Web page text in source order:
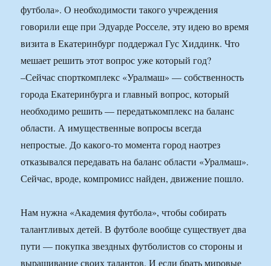
футбола». О необходимости такого учреждения
говорили еще при Эдуарде Росселе, эту идею во время
визита в Екатеринбург поддержал Гус Хиддинк. Что
мешает решить этот вопрос уже который год?
–Сейчас спорткомплекс «Уралмаш» — собственность
города Екатеринбурга и главный вопрос, который
необходимо решить — передатькомплекс на баланс
области. А имущественные вопросы всегда
непростые. До какого-то момента город наотрез
отказывался передавать на баланс области «Уралмаш».
Сейчас, вроде, компромисс найден, движение пошло.
Нам нужна «Академия футбола», чтобы собирать
талантливых детей. В футболе вообще существует два
пути — покупка звездных футболистов со стороны и
выращивание своих талантов. И если брать мировые